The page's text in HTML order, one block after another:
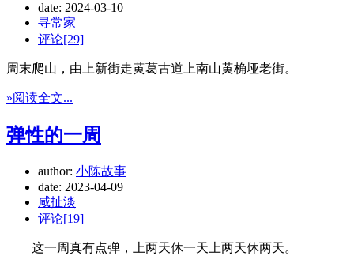
date: 2024-03-10
寻常家
评论[29]
周末爬山，由上新街走黄葛古道上南山黄桷垭老街。
»阅读全文...
弹性的一周
author: 小陈故事
date: 2023-04-09
咸扯淡
评论[19]
这一周真有点弹，上两天休一天上两天休两天。